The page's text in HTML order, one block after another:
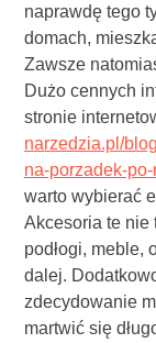
naprawdę tego
domach,
Zawsze
Dużo cennych
stronie
narzedzia.pl/
na-porzadek-
warto wybierać
Akcesoria te nie
podłogi, meble,
dalej.
zdecydowanie
martwić się